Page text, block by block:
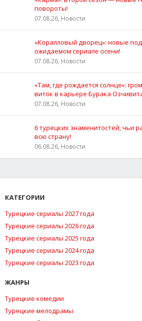
повороты!
07.08.26, Новости
«Коралловый дворец»: новые
ожидаемом сериале осени!
07.08.26, Новости
«Там, где рождается солнце»:
виток в карьере Бурака
07.08.26, Новости
6 турецких знаменитостей, чьи
всю страну!
06.08.26, Новости
КАТЕГОРИИ
Турецкие сериалы 2027 года
Турецкие сериалы 2026 года
Турецкие сериалы 2025 года
Турецкие сериалы 2024 года
Турецкие сериалы 2023 года
ЖАНРЫ
Турецкие комедии
Турецкие мелодрамы